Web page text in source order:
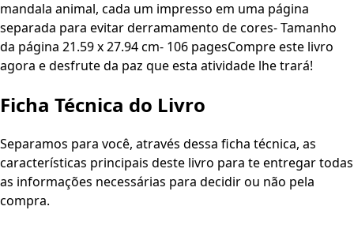
mandala animal, cada um impresso em uma página
separada para evitar derramamento de cores- Tamanho
da página 21.59 x 27.94 cm- 106 pagesCompre este livro
agora e desfrute da paz que esta atividade lhe trará!
Ficha Técnica do Livro
Separamos para você, através dessa ficha técnica, as
características principais deste livro para te entregar todas
as informações necessárias para decidir ou não pela
compra.